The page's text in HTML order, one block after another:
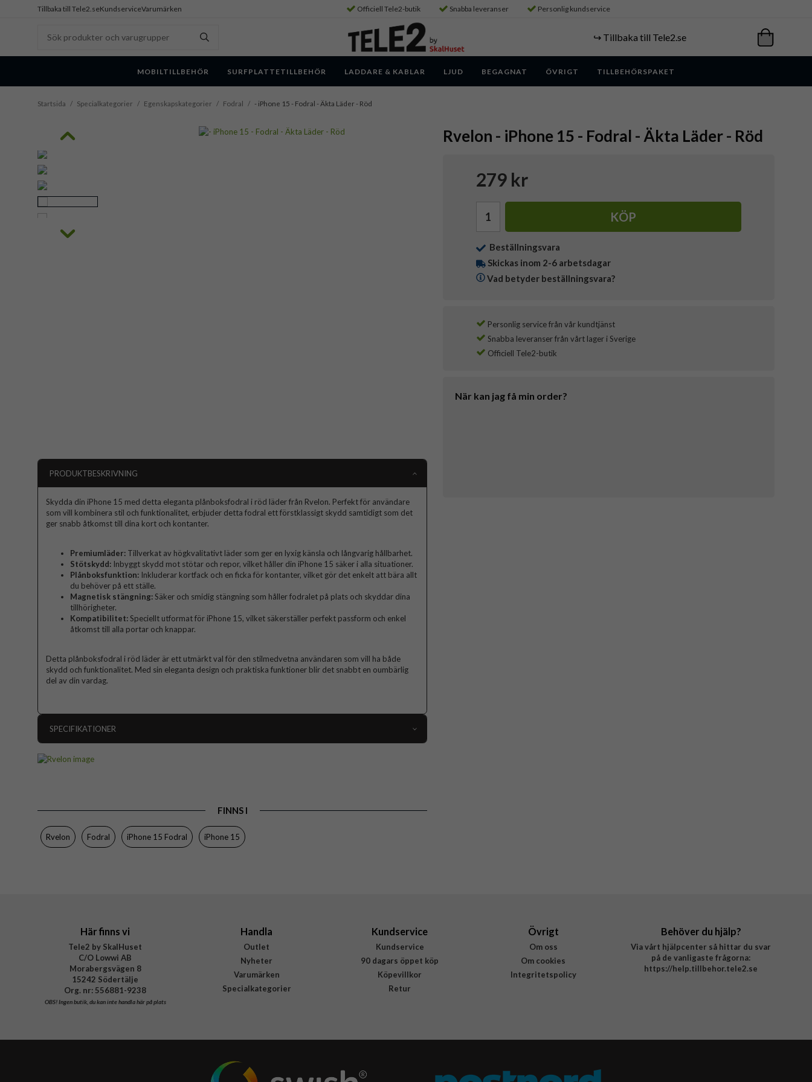
Tillbaka till Tele2.seKundserviceVarumärken Officiell Tele2-butik Snabba leveranser Personlig kundservice
↪️ Tillbaka till Tele2.se
MOBILTILLBEHÖR SURFPLATTETILLBEHÖR LADDARE & KABLAR LJUD BEGAGNAT ÖVRIGT TILLBEHÖRSPAKET
Startsida / Specialkategorier / Egenskapskategorier / Fodral / - iPhone 15 - Fodral - Äkta Läder - Röd
Rvelon - iPhone 15 - Fodral - Äkta Läder - Röd
279 kr
KÖP
Beställningsvara
Skickas inom 2-6 arbetsdagar
Vad betyder beställningsvara?
Personlig service från vår kundtjänst
Snabba leveranser från vårt lager i Sverige
Officiell Tele2-butik
När kan jag få min order?
PRODUKTBESKRIVNING
Skydda din iPhone 15 med detta eleganta plånboksfodral i röd läder från Rvelon. Perfekt för användare
som vill kombinera stil och funktionalitet, erbjuder detta fodral ett förstklassigt skydd samtidigt som det
ger snabb åtkomst till dina kort och kontanter.
Premiumläder: Tillverkat av högkvalitativt läder som ger en lyxig känsla och långvarig hållbarhet.
Stötskydd: Inbyggt skydd mot stötar och repor, vilket håller din iPhone 15 säker i alla situationer.
Plånboksfunktion: Inkluderar kortfack och en ficka för kontanter, vilket gör det enkelt att bära allt
du behöver på ett ställe.
Magnetisk stängning:Säker och smidig stängning som håller fodralet på plats och skyddar dina
tillhörigheter.
Kompatibilitet:Speciellt utformat för iPhone 15, vilket säkerställer perfekt passform och enkel
åtkomst till alla portar och knappar.
Detta plånboksfodral i röd läder är ett utmärkt val för den stilmedvetna användaren som vill ha både
skydd och funktionalitet. Med sin eleganta design och praktiska funktioner blir det snabbt en oumbärlig
del av din vardag.
SPECIFIKATIONER
Egenskaper
Kortfack, Magnetstängning
Färg
Material
FINNS I
Rvelon Fodral iPhone 15 Fodral iPhone 15
Här finns vi
Tele2 by SkalHuset
C/O Lowwi AB
Morabergsvägen 8
15242 Södertälje
Org. nr: 556881-9238
OBS!Ingen butik, du kan inte handla här på plats
Handla
Outlet
Nyheter
Varumärken
Specialkategorier
Kundservice
Kundservice
90 dagars öppet köp
Köpevillkor
Retur
Övrigt
Om oss
Om cookies
Integritetspolicy
Behöver du hjälp?
Via vårt hjälpcenter så hittar du svar
på de vanligaste frågorna:
https://help.tillbehor.tele2.se